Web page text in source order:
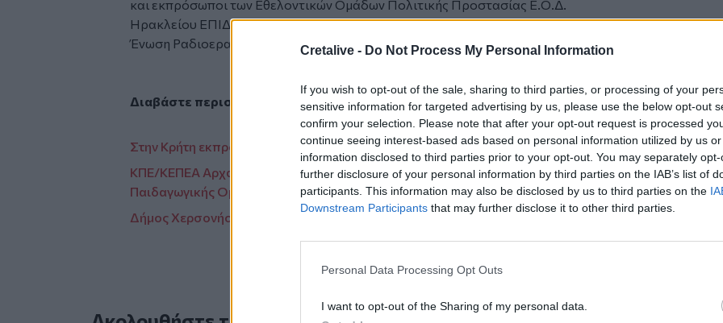
Cretalive - Do Not Process My Personal Information
If you wish to opt-out of the sale, sharing to third parties, or processing of your
sensitive information for targeted advertising by us, please use the below opt-out
confirm your selection. Please note that after your opt-out request is processed
continue seeing interest-based ads based on personal information utilized by us
information disclosed to third parties prior to your opt-out. You may separately
further disclosure of your personal information by third parties on the IAB’s list of
participants. This information may also be disclosed by us to third parties on the
Downstream Participants that may further disclose it to other third parties.
Personal Data Processing Opt Outs
I want to opt-out of the Sharing of my personal data.
και εκπρόσωποι των Εθελοντικών Ομάδων Πολιτικής Προστασίας Ε.Ο.Δ.
Ηρακλείου ΕΠΙΔΡΑΣΙΣ, Εθελοντές Σαμαρείτες Ελληνικού Ερυθρού Σταυρού,
Ένωση Ραδιοερασιτεχνών Κρήτης και Φίλιος Ζευς.
Διαβάστε περισσότερες ειδήσεις από τηνΚρήτηκαι τοΗράκλειο
Στην Κρήτη εκπρόσωποι τουριστικών οργανισμών από την Ινδία
ΚΠΕ/ΚΕΠΕΑ Αρχανών - Ρούβα - Γουβών: κινητικότητες των μελών της
Παιδαγωγικής Ομάδας
Δήμος Χερσονήσου: Συμμετοχή στο ευρωπαϊκό έργο GreenInCities